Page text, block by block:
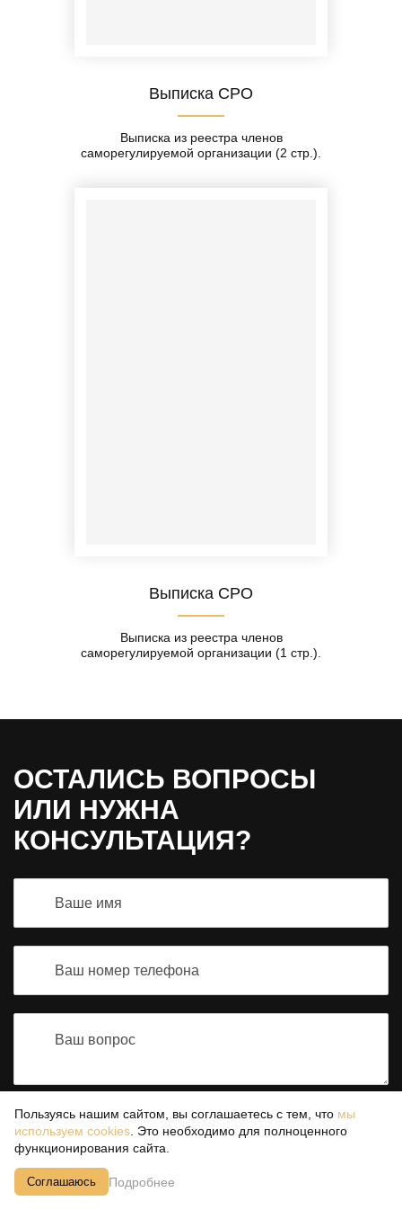
Выписка СРО
Выписка из реестра членов
саморегулируемой организации (2 стр.).
Выписка СРО
Выписка из реестра членов
саморегулируемой организации (1 стр.).
ОСТАЛИСЬ ВОПРОСЫ
ИЛИ НУЖНА
КОНСУЛЬТАЦИЯ?
Отправить вопрос
Согласен сполитикой конфиденциальности
Пользуясь нашим сайтом, вы соглашаетесь с тем, что мы
используем cookies . Это необходимо для полноценного
функционирования сайта.
Соглашаюсь Подробнее